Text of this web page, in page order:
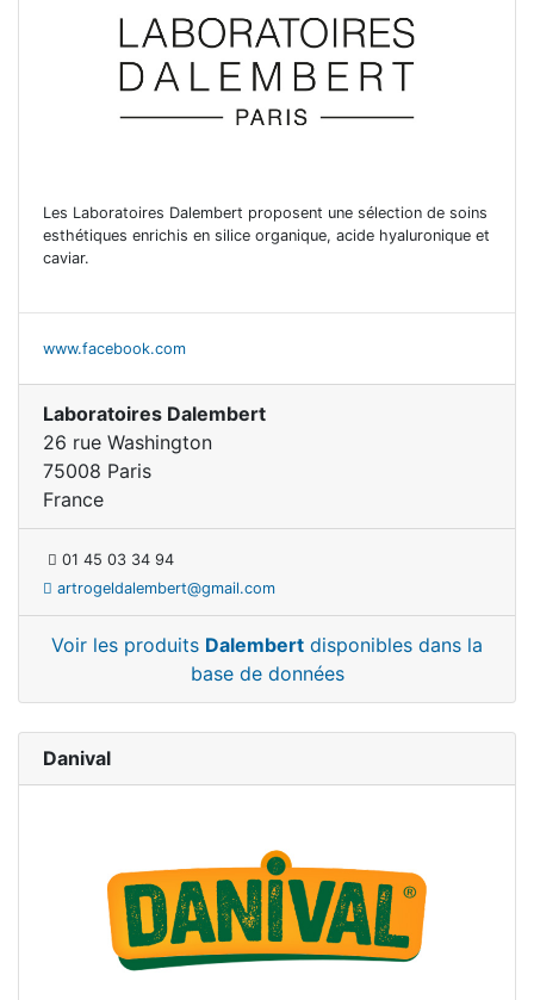
Les Laboratoires Dalembert proposent une sélection de soins
esthétiques enrichis en silice organique, acide hyaluronique et
caviar.
www.facebook.com
Laboratoires Dalembert
26 rue Washington
75008 Paris
France
01 45 03 34 94
artrogeldalembert@gmail.com
Voir les produits Dalembert disponibles dans la
base de données
Danival